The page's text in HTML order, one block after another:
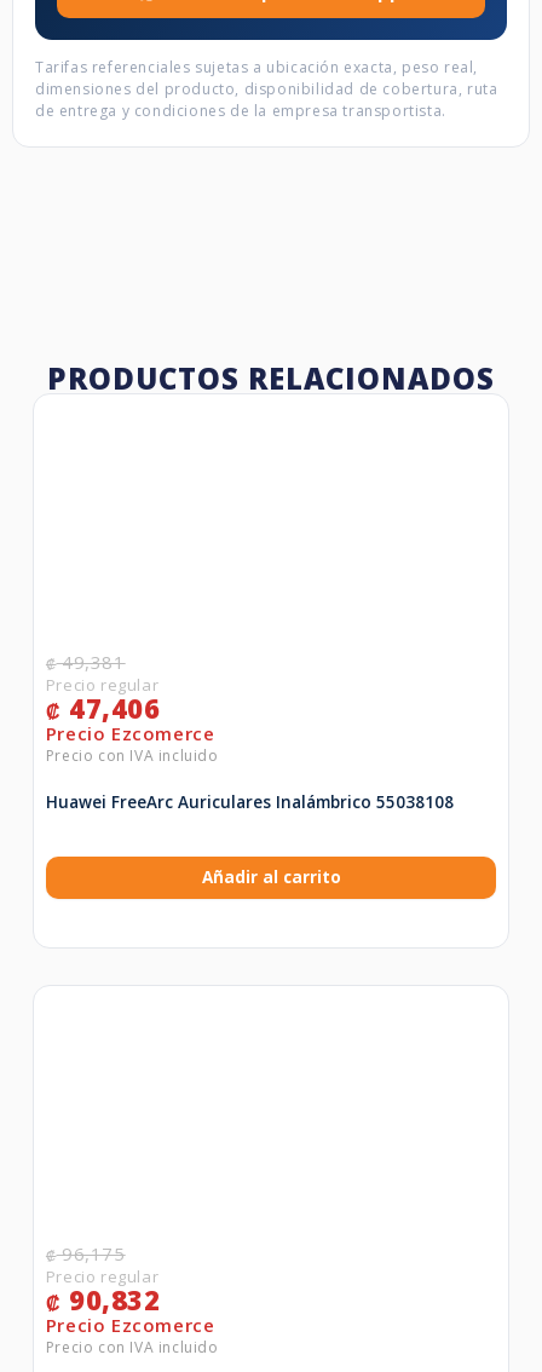
Tarifas referenciales sujetas a ubicación exacta, peso real,
dimensiones del producto, disponibilidad de cobertura, ruta
de entrega y condiciones de la empresa transportista.
PRODUCTOS RELACIONADOS
₡49,381
₡ 47,406
Huawei FreeArc Auriculares Inalámbrico 55038108
Añadir al carrito
₡96,175
₡ 90,832